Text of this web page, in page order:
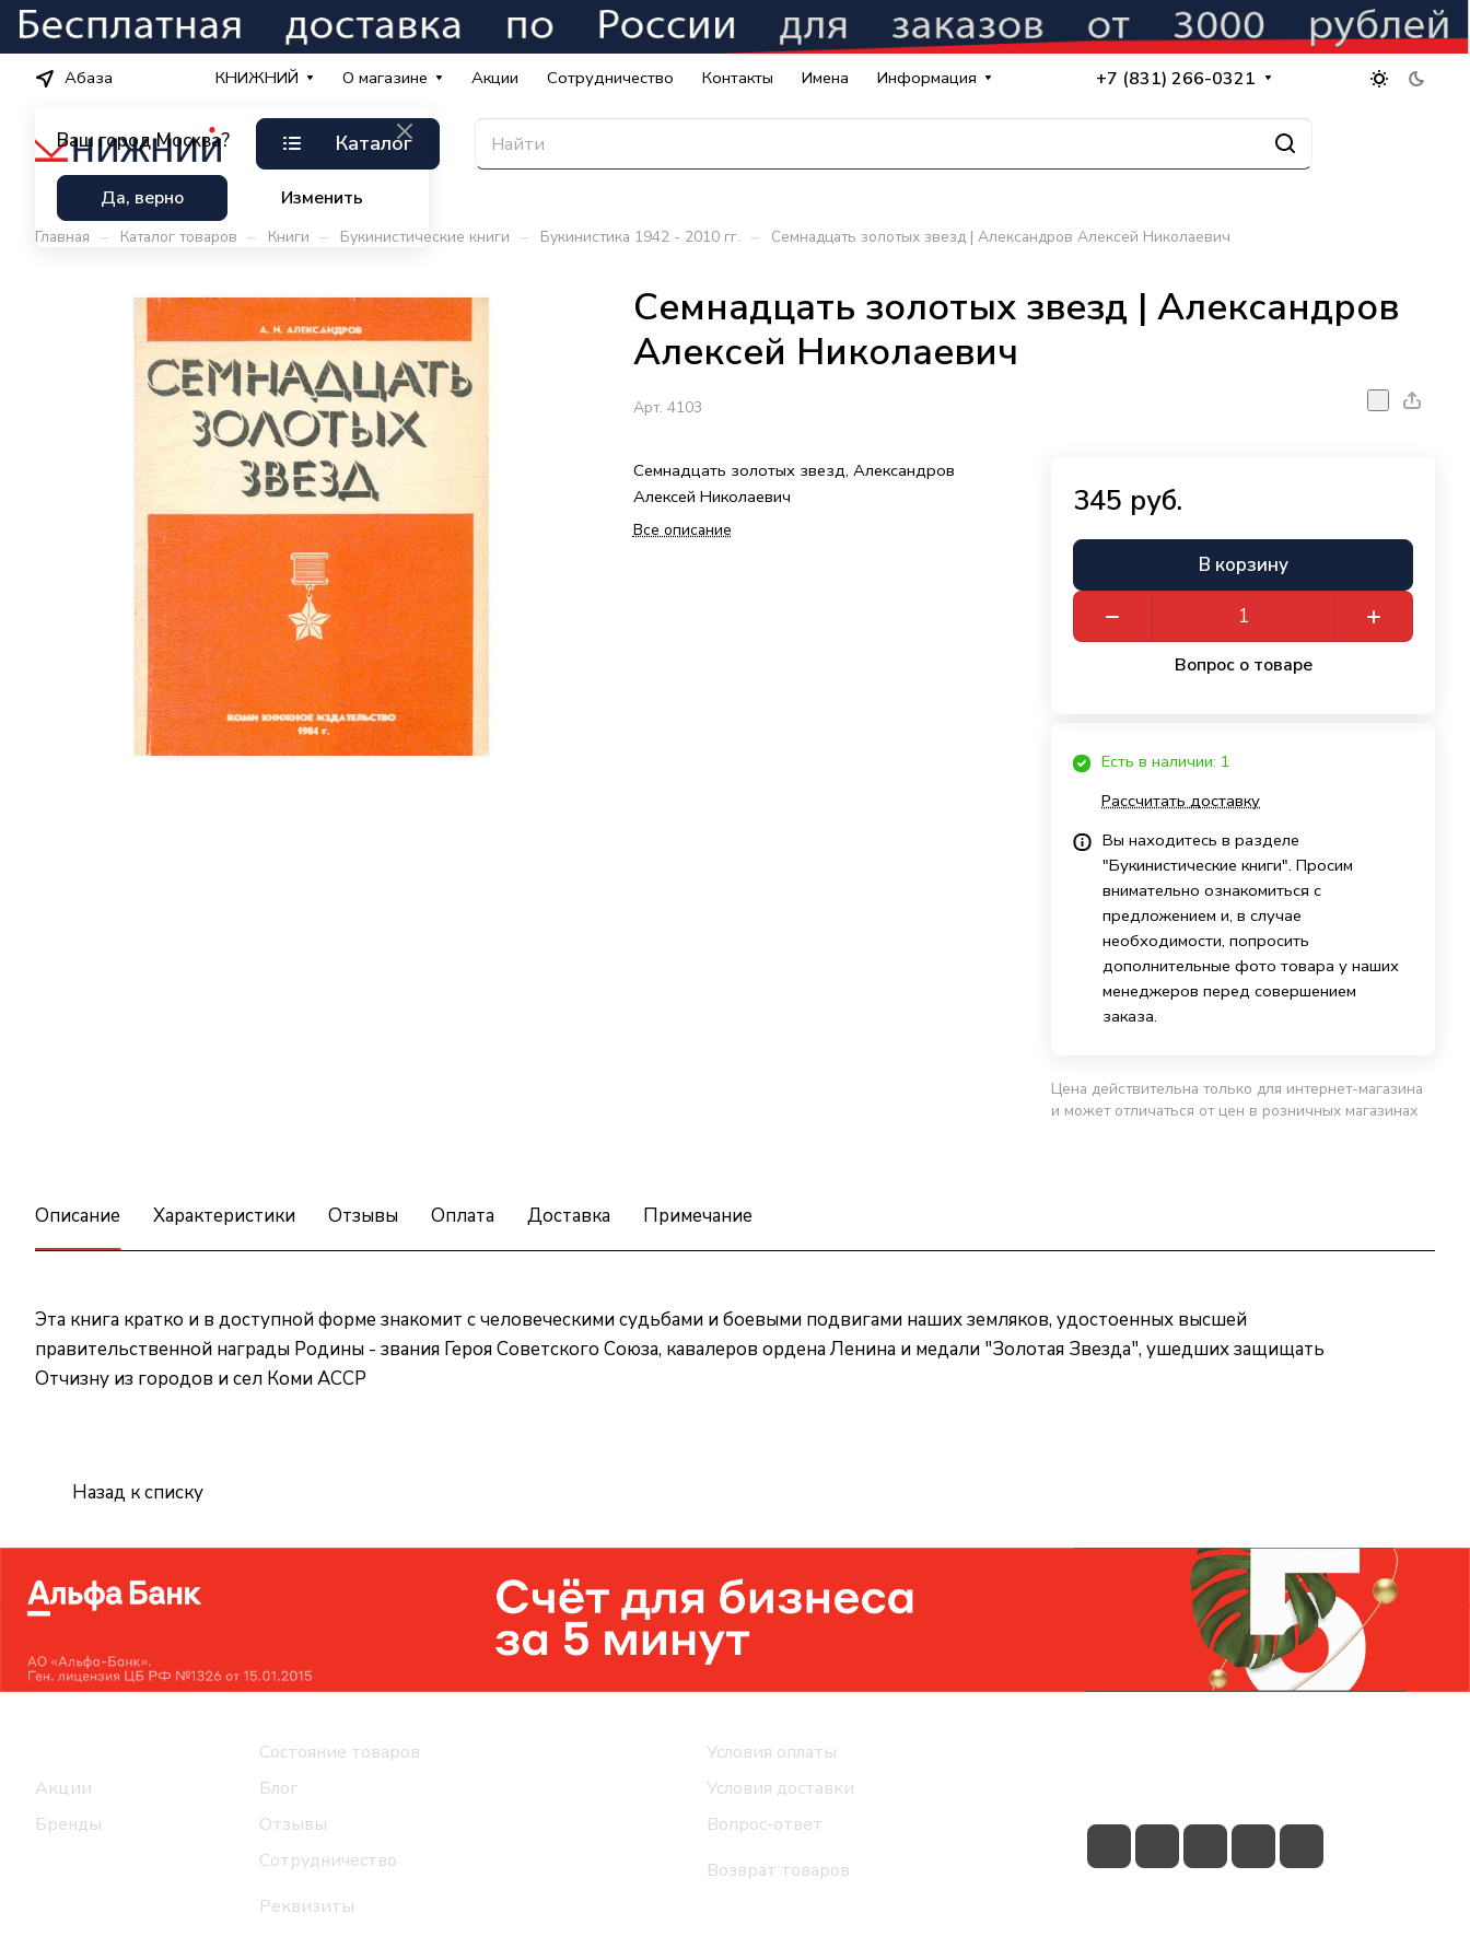
Абаза
Ваш город Москва?
Да, верно Изменить
КНИЖНИЙ О магазине Акции Сотрудничество Контакты Имена Информация +7 (831) 266-0321
Каталог
Главная – Каталог товаров – Книги – Букинистические книги – Букинистика 1942 - 2010 гг. – Семнадцать золотых звезд | Александров Алексей Николаевич
Семнадцать золотых звезд | Александров
Алексей Николаевич
Арт. 4103
Семнадцать золотых звезд, Александров
Алексей Николаевич
Все описание
345 руб.
В корзину
Вопрос о товаре
Есть в наличии: 1
Рассчитать доставку
Вы находитесь в разделе
"Букинистические книги". Просим
внимательно ознакомиться с
предложением и, в случае
необходимости, попросить
дополнительные фото товара у наших
менеджеров перед совершением
заказа.
Цена действительна только для интернет-магазина
и может отличаться от цен в розничных магазинах
Описание Характеристики Отзывы Оплата Доставка Примечание
Эта книга кратко и в доступной форме знакомит с человеческими судьбами и боевыми подвигами наших земляков, удостоенных высшей
правительственной награды Родины - звания Героя Советского Союза, кавалеров ордена Ленина и медали "Золотая Звезда", ушедших защищать
Отчизну из городов и сел Коми АССР
Назад к списку
Акции
Бренды
Состояние товаров
Блог
Отзывы
Сотрудничество
Реквизиты
Условия оплаты
Условия доставки
Вопрос-ответ
Возврат товаров